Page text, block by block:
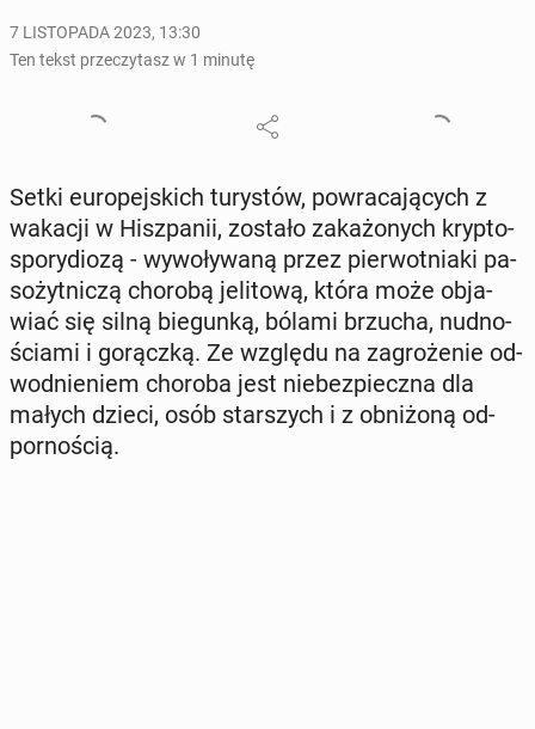
7 LISTOPADA 2023, 13:30
Ten tekst przeczytasz w 1 minutę
Setki eu­ro­pej­skich tu­ry­stów, po­wra­ca­ją­cych z
wakacji w Hisz­pa­nii, zostało za­ka­żo­nych kryp­to­
spo­ry­dio­zą - wy­wo­ły­wa­ną przez pier­wot­nia­ki pa­
so­żyt­ni­czą chorobą je­li­to­wą, która może ob­ja­
wiać się silną bie­gun­ką, bólami brzucha, nud­no­
ścia­mi i go­rącz­ką. Ze względu na za­gro­że­nie od­
wod­nie­niem choroba jest nie­bez­piecz­na dla
małych dzieci, osób star­szych i z ob­ni­żo­ną od­
por­no­ścią.